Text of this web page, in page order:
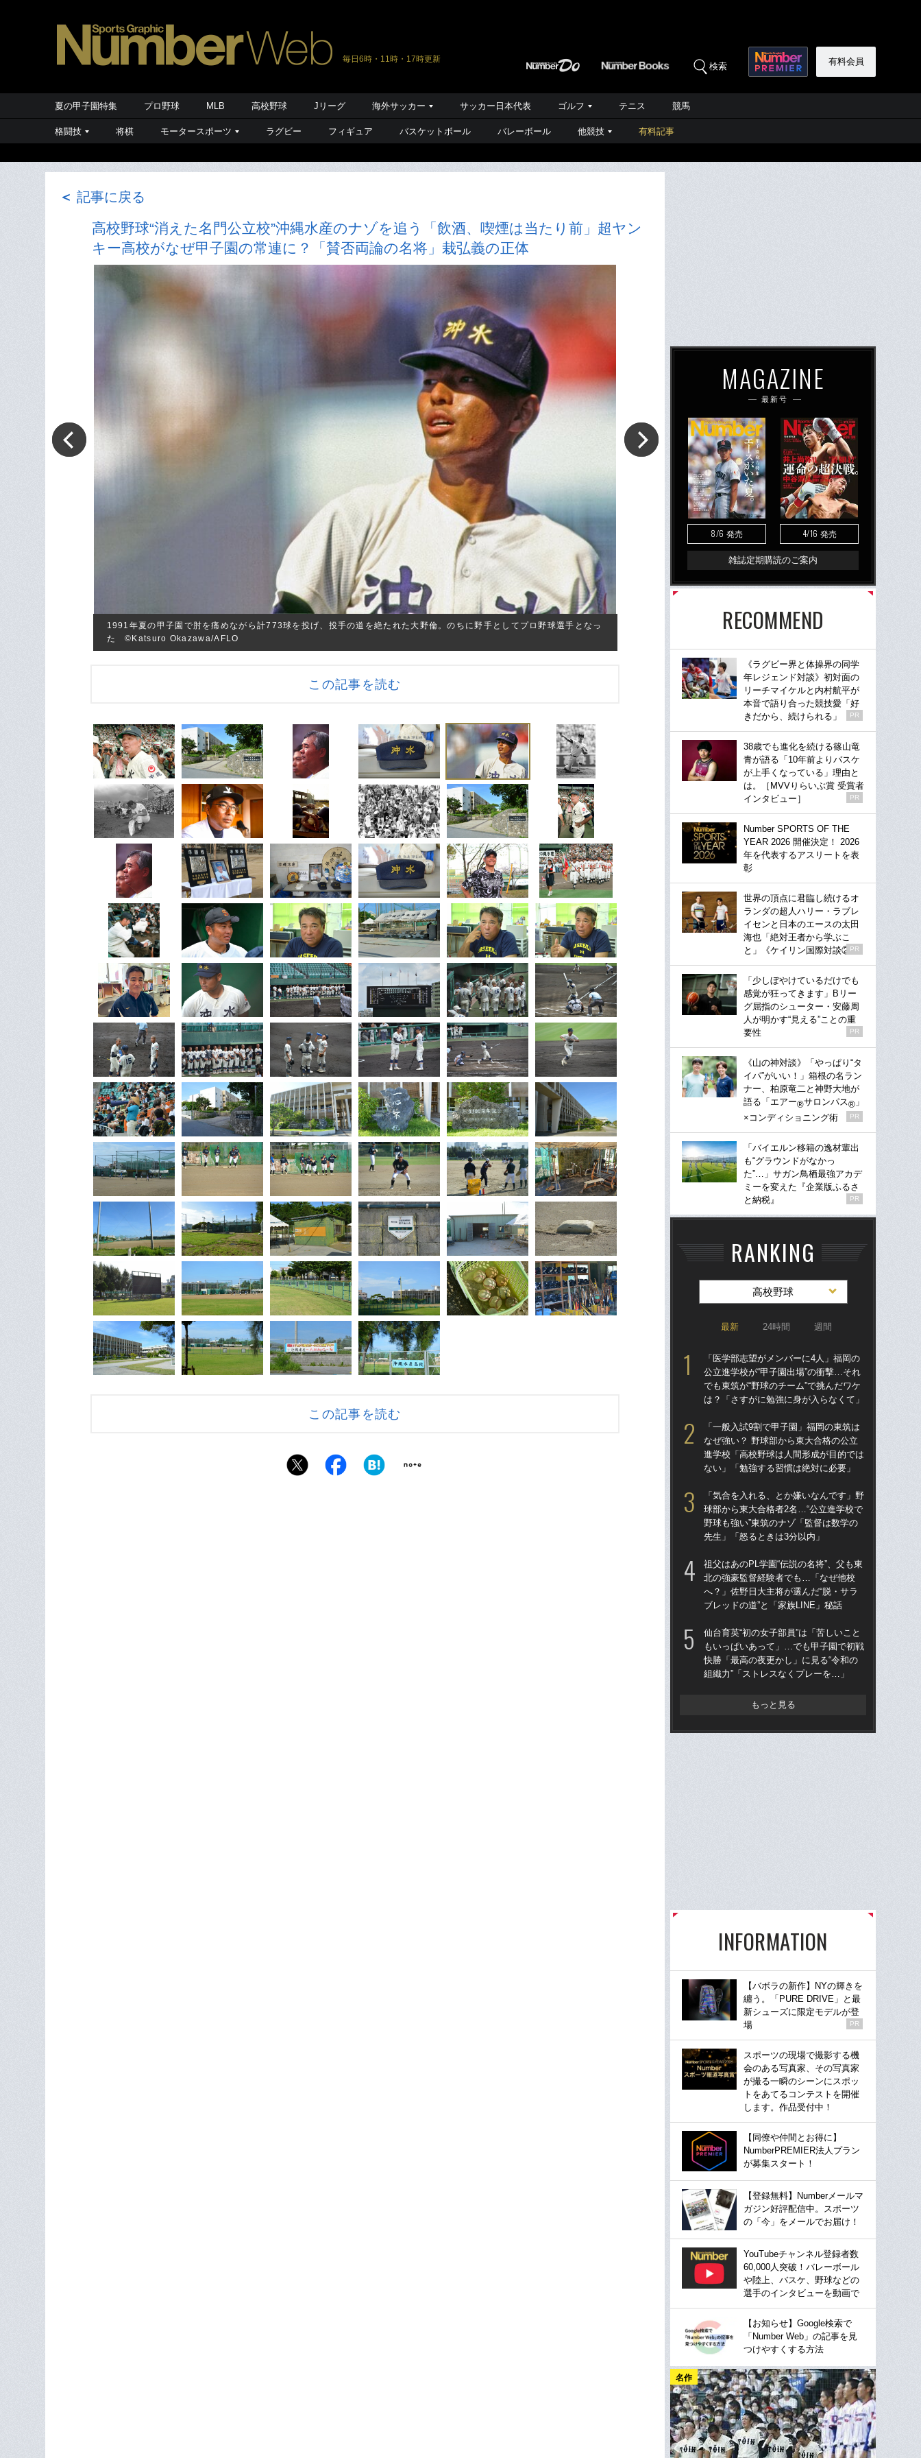
毎日6時・11時・17時更新
検索 有料会員
夏の甲子園特集 プロ野球 MLB 高校野球 Jリーグ 海外サッカー サッカー日本代表 ゴルフ テニス 競馬
格闘技 将棋 モータースポーツ ラグビー フィギュア バスケットボール バレーボール 他競技 有料記事
＜ 記事に戻る
高校野球“消えた名門公立校”沖縄水産のナゾを追う「飲酒、喫煙は当たり前」超ヤン
キー高校がなぜ甲子園の常連に？「賛否両論の名将」栽弘義の正体
1991年夏の甲子園で肘を痛めながら計773球を投げ、投手の道を絶たれた大野倫。のちに野手としてプロ野球選手となっ
た ©Katsuro Okazawa/AFLO
この記事を読む
この記事を読む
MAGAZINE
最新号
8/6 発売 4/16 発売
雑誌定期購読のご案内
RECOMMEND
《ラグビー界と体操界の同学
年レジェンド対談》初対面の
リーチマイケルと内村航平が
本音で語り合った競技愛「好
きだから、続けられる」
PR
38歳でも進化を続ける篠山竜
青が語る「10年前よりバスケ
が上手くなっている」理由と
は。［MVVりらいぶ賞 受賞者
インタビュー］
PR
Number SPORTS OF THE
YEAR 2026 開催決定！ 2026
年を代表するアスリートを表
彰
世界の頂点に君臨し続けるオ
ランダの超人ハリー・ラブレ
イセンと日本のエースの太田
海也「絶対王者から学ぶこ
と」《ケイリン国際対談②》
PR
「少しぼやけているだけでも
感覚が狂ってきます」Bリー
グ屈指のシューター・安藤周
人が明かす“見える”ことの重
要性
PR
《山の神対談》「やっぱり“タ
イパ”がいい！」箱根の名ラン
ナー、柏原竜二と神野大地が
語る「エアー®サロンパス® 」
×コンディショニング術
PR
「バイエルン移籍の逸材輩出
も“グラウンドがなかっ
た”…」サガン鳥栖最強アカデ
ミーを変えた『企業版ふるさ
と納税』
PR
RANKING
高校野球
最新 24時間 週間
「医学部志望がメンバーに4人」福岡の
公立進学校が“甲子園出場”の衝撃…それ
でも東筑が“野球のチーム”で挑んだワケ
は？「さすがに勉強に身が入らなくて」
「一般入試9割で甲子園」福岡の東筑は
なぜ強い？ 野球部から東大合格の公立
進学校「高校野球は人間形成が目的では
ない」「勉強する習慣は絶対に必要」
「気合を入れる、とか嫌いなんです」野
球部から東大合格者2名…“公立進学校で
野球も強い”東筑のナゾ「監督は数学の
先生」「怒るときは3分以内」
祖父はあのPL学園“伝説の名将”、父も東
北の強豪監督経験者でも…「なぜ他校
へ？」佐野日大主将が選んだ“脱・サラ
ブレッドの道”と「家族LINE」秘話
仙台育英“初の女子部員”は「苦しいこと
もいっぱいあって」…でも甲子園で初戦
快勝「最高の夜更かし」に見る“令和の
組織力”「ストレスなくプレーを…」
もっと見る
INFORMATION
【バボラの新作】NYの輝きを
纏う。「PURE DRIVE」と最
新シューズに限定モデルが登
場
PR
スポーツの現場で撮影する機
会のある写真家、その写真家
が撮る一瞬のシーンにスポッ
トをあてるコンテストを開催
します。作品受付中！
【同僚や仲間とお得に】
NumberPREMIER法人プラン
が募集スタート！
【登録無料】Numberメールマ
ガジン好評配信中。スポーツ
の「今」をメールでお届け！
YouTubeチャンネル登録者数
60,000人突破！バレーボール
や陸上、バスケ、野球などの
選手のインタビューを動画で
【お知らせ】Google検索で
「Number Web」の記事を見
つけやすくする方法
名作